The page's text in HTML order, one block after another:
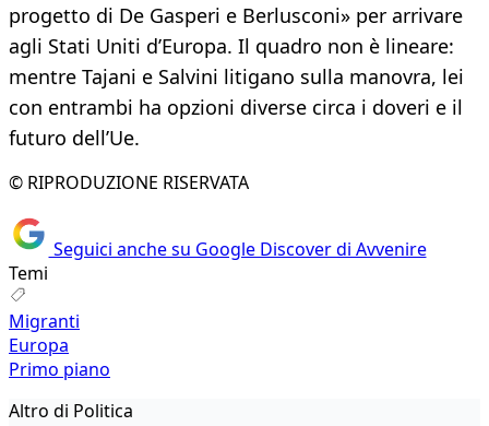
progetto di De Gasperi e Berlusconi» per arrivare
agli Stati Uniti d’Europa. Il quadro non è lineare:
mentre Tajani e Salvini litigano sulla manovra, lei
con entrambi ha opzioni diverse circa i doveri e il
futuro dell’Ue.
© RIPRODUZIONE RISERVATA
Seguici anche su Google Discover di Avvenire
Temi
Migranti
Europa
Primo piano
Altro di Politica